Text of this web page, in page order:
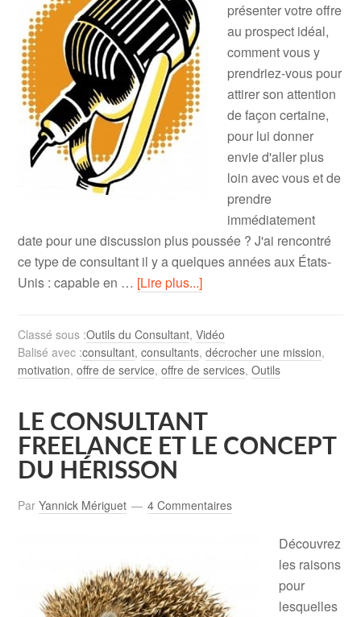
présenter votre offre
au prospect idéal,
comment vous y
prendriez-vous pour
attirer son attention
de façon certaine,
pour lui donner
envie d'aller plus
loin avec vous et de
prendre
immédiatement
date pour une discussion plus poussée ? J'ai rencontré
ce type de consultant il y a quelques années aux États-
Unis : capable en … [Lire plus...]
Classé sous :Outils du Consultant,Vidéo
Balisé avec :consultant,consultants,décrocher une mission,
motivation,offre de service,offre de services,Outils
LE CONSULTANT
FREELANCE ET LE CONCEPT
DU HÉRISSON
ParYannick Mériguet 4 Commentaires
Découvrez
les raisons
pour
lesquelles